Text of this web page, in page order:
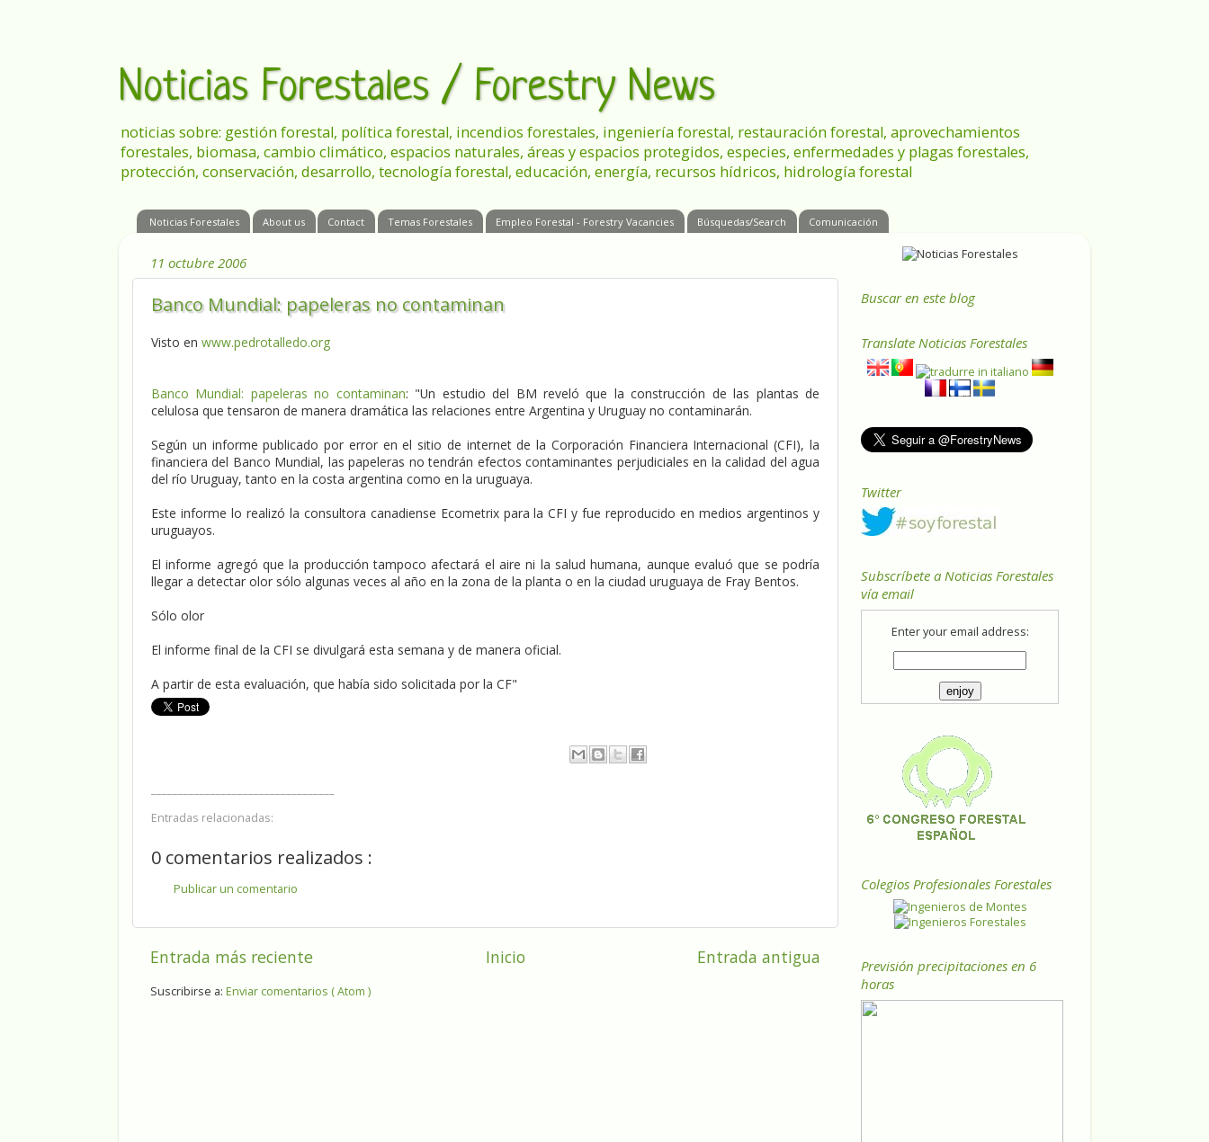
Noticias Forestales / Forestry News
noticias sobre: gestión forestal, política forestal, incendios forestales, ingeniería forestal, restauración forestal, aprovechamientos
forestales, biomasa, cambio climático, espacios naturales, áreas y espacios protegidos, especies, enfermedades y plagas forestales,
protección, conservación, desarrollo, tecnología forestal, educación, energía, recursos hídricos, hidrología forestal
Noticias Forestales About us Contact Temas Forestales Empleo Forestal - Forestry Vacancies Búsquedas/Search Comunicación
11 octubre 2006
Banco Mundial: papeleras no contaminan
Visto en www.pedrotalledo.org
Banco Mundial: papeleras no contaminan: "Un estudio del BM reveló que la construcción de las plantas de
celulosa que tensaron de manera dramática las relaciones entre Argentina y Uruguay no contaminarán.
Según un informe publicado por error en el sitio de internet de la Corporación Financiera Internacional (CFI), la
financiera del Banco Mundial, las papeleras no tendrán efectos contaminantes perjudiciales en la calidad del agua
del río Uruguay, tanto en la costa argentina como en la uruguaya.
Este informe lo realizó la consultora canadiense Ecometrix para la CFI y fue reproducido en medios argentinos y
uruguayos.
El informe agregó que la producción tampoco afectará el aire ni la salud humana, aunque evaluó que se podría
llegar a detectar olor sólo algunas veces al año en la zona de la planta o en la ciudad uruguaya de Fray Bentos.
Sólo olor
El informe final de la CFI se divulgará esta semana y de manera oficial.
A partir de esta evaluación, que había sido solicitada por la CF"
Entradas relacionadas:
0 comentarios realizados :
Publicar un comentario
Entrada más reciente Entrada antigua
Inicio
Suscribirse a: Enviar comentarios ( Atom )
Buscar en este blog
Translate Noticias Forestales
Twitter
Subscríbete a Noticias Forestales
vía email
Enter your email address:
Colegios Profesionales Forestales
Previsión precipitaciones en 6
horas